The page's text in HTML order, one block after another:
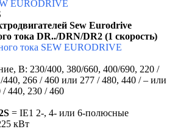
Sew Eurodrive
тока DR../DRN/DR2 (1 скорость)
В: 230/400, 380/660, 400/690, 220 /
266 / 460 или 277 / 480, 440 / – или
440, 230 / 460
= IE1 2-, 4- или 6-полюсные
кВт